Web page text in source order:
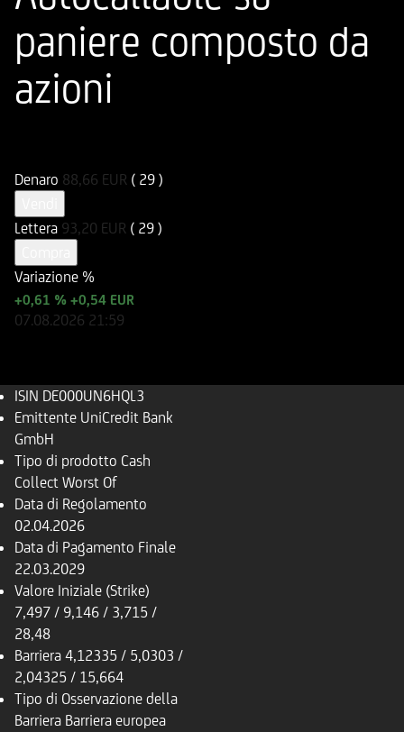
paniere composto da
azioni
Denaro 88,66 EUR ( 29 )
Lettera 93,20 EUR ( 29 )
Variazione %
+0,61 % +0,54 EUR
07.08.2026 21:59
ISIN DE000UN6HQL3
Emittente UniCredit Bank
GmbH
Tipo di prodotto Cash
Collect Worst Of
Data di Regolamento
02.04.2026
Data di Pagamento Finale
22.03.2029
Valore Iniziale (Strike)
7,497 / 9,146 / 3,715 /
28,48
Barriera 4,12335 / 5,0303 /
2,04325 / 15,664
Tipo di Osservazione della
Barriera Barriera europea